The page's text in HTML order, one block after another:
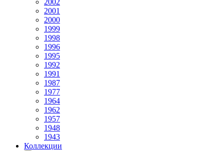
2002
2001
2000
1999
1998
1996
1995
1992
1991
1987
1977
1964
1962
1957
1948
1943
Коллекции